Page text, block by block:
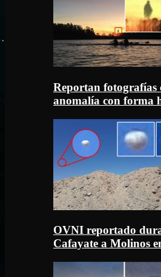
Reportan fotografías
anomalía con forma
OVNI reportado
Cafayate a Molinos